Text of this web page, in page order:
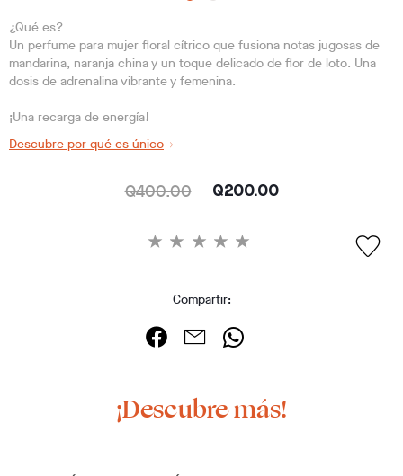
¿Qué es?
Un perfume para mujer floral cítrico que fusiona notas jugosas de
mandarina, naranja china y un toque delicado de flor de loto. Una
dosis de adrenalina vibrante y femenina.
¡Una recarga de energía!
Descubre por qué es único
Q400.00 Q200.00
Compartir:
¡Descubre más!